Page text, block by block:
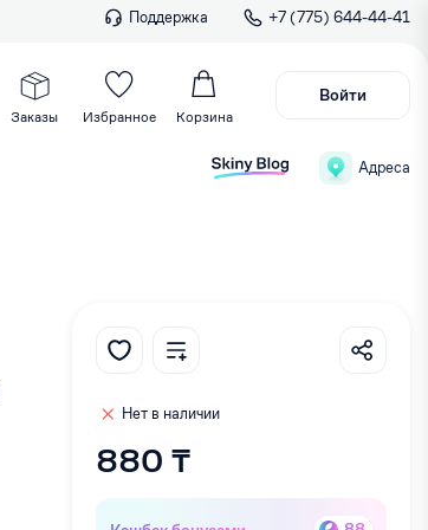
Поддержка +7 (775) 644-44-41
Заказы Избранное Корзина
Войти
Адреса
Нет в наличии
880 ₸